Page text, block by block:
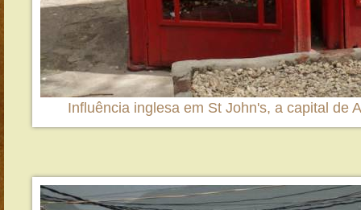
Influência inglesa em St John's, a capital de